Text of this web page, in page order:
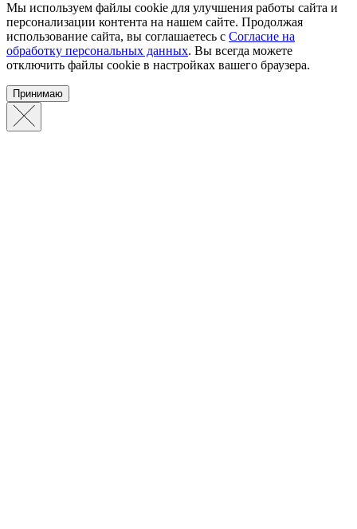
Мы используем файлы cookie для улучшения работы сайта и
персонализации контента на нашем сайте. Продолжая
использование сайта, вы соглашаетесь с Согласие на
обработку персональных данных. Вы всегда можете
отключить файлы cookie в настройках вашего браузера.
Принимаю